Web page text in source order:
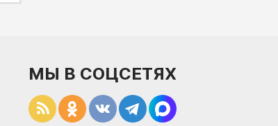
МЫ В СОЦСЕТЯХ